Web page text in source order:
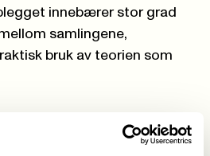
innebærer stor grad
samlingene,
bruk av teorien som
2022 (fysisk samling)
2023 (digital samling)